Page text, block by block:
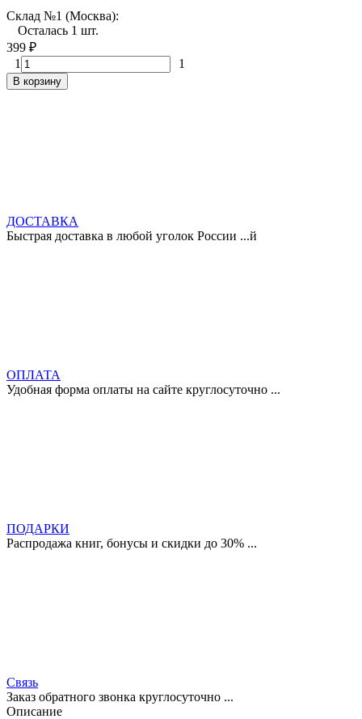
Склад №1 (Москва):
Осталась 1 шт.
399 ₽
1
1
В корзину
ДОСТАВКА
Быстрая доставка в любой уголок России ...й
ОПЛАТА
Удобная форма оплаты на сайте круглосуточно ...
ПОДАРКИ
Распродажа книг, бонусы и скидки до 30% ...
Связь
Заказ обратного звонка круглосуточно ...
Описание